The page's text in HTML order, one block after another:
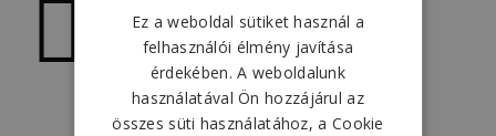
Ez a weboldal sütiket használ a
felhasználói élmény javítása
érdekében. A weboldalunk
használatával Ön hozzájárul az
összes süti használatához, a Cookie